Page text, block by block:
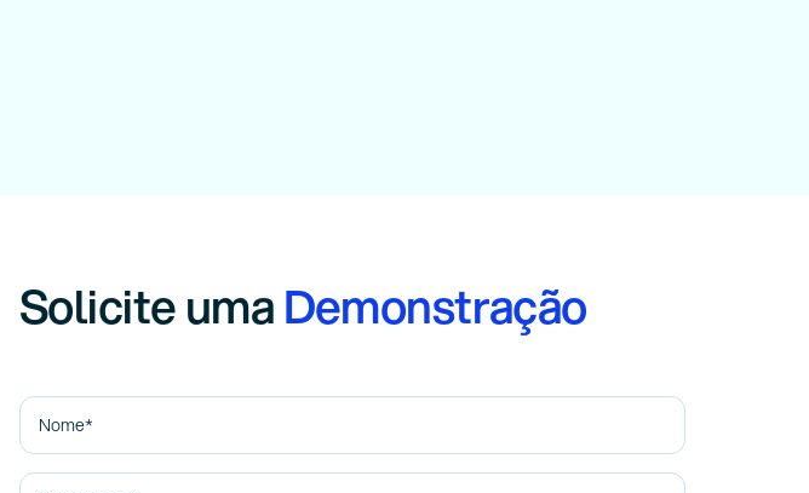
Solicite umaDemonstração